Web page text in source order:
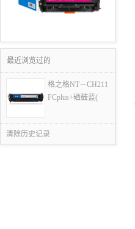
最近浏览过的
格之格NT－CH211
FCplus+硒鼓蓝(
清除历史记录